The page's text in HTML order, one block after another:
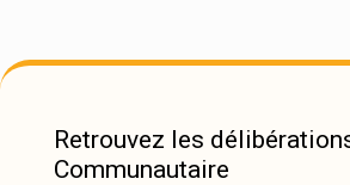
Retrouvez les
Communautaire